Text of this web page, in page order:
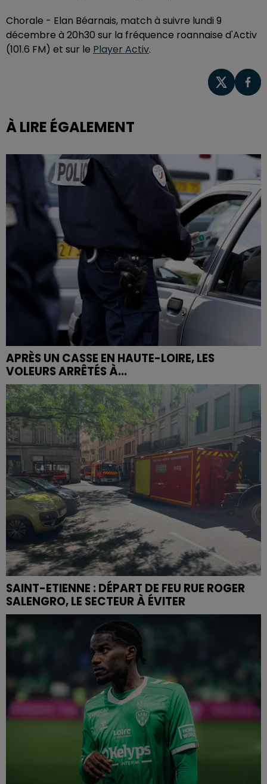
Chorale - Elan Béarnais, match à suivre lundi 9
décembre à 20h30 sur la fréquence roannaise d'Activ
(101.6 FM) et sur le Player Activ.
À LIRE ÉGALEMENT
APRÈS UN CASSE EN HAUTE-LOIRE, LES
VOLEURS ARRÊTÉS À...
SAINT-ETIENNE : DÉPART DE FEU RUE ROGER
SALENGRO, LE SECTEUR À ÉVITER